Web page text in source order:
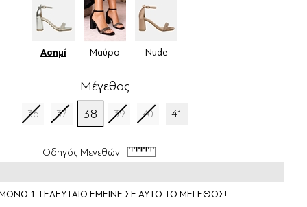
Ασημί Μαύρο Nude
Μέγεθος
36 37 38 39 40 41
Οδηγός Μεγεθών
ΜΟΝΟ 1 ΤΕΛΕΥΤΑΙΟ ΕΜΕΙΝΕ ΣΕ ΑΥΤΟ ΤΟ ΜΕΓΕΘΟΣ!